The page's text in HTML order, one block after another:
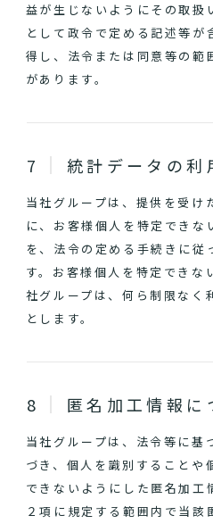
益が生じないようにその取扱
として政令で定める記述等
得し、法令または同意等の範
があります。
統計データの利
当社グループは、提供を受け
に、お客様個人を特定できな
を、法令の定める手続きに従
す。お客様個人を特定できな
社グループは、何ら制限なく
とします。
匿名加工情報に
当社グループは、法令等に基
づき、個人を識別することや
できないようにした匿名加工
２項に規定する範囲内で当該